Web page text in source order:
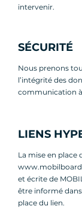
intervenir.
SÉCURITÉ
Nous prenons
l’intégrité des
communication
LIENS
La mise en place
et écrite de
être informé
place du lien.